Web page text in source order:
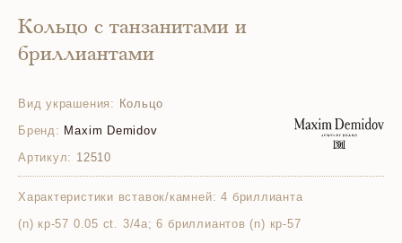
Кольцо с танзанитами и
бриллиантами
Вид украшения: Кольцо
Бренд: Maxim Demidov
Артикул: 12510
Характеристики вставок/камней: 4 бриллианта
(n) кр-57 0.05 ct. 3/4а; 6 бриллиантов (n) кр-57